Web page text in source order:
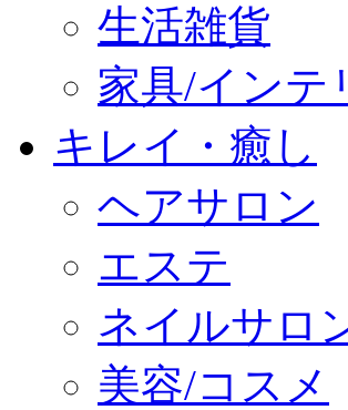
生活雑貨
家具/インテ
キレイ・癒し
ヘアサロン
エステ
ネイルサロ
美容/コスメ